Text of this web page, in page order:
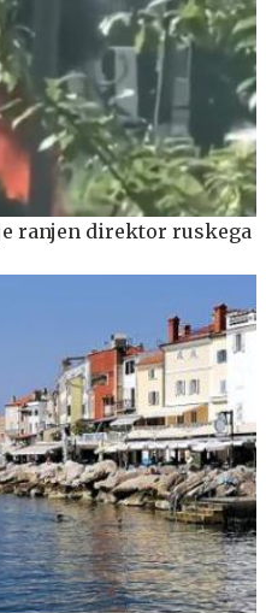
ranjen direktor ruskega